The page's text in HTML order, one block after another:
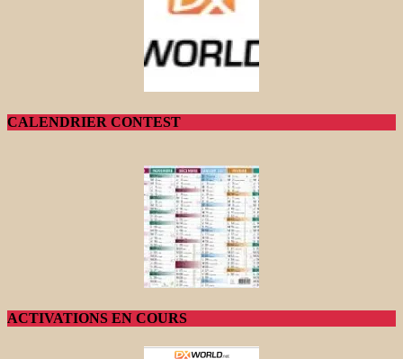
CALENDRIER CONTEST
ACTIVATIONS EN COURS